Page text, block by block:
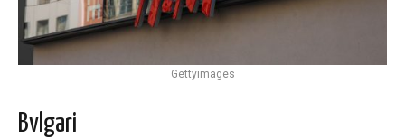
Gettyimages
Bvlgari